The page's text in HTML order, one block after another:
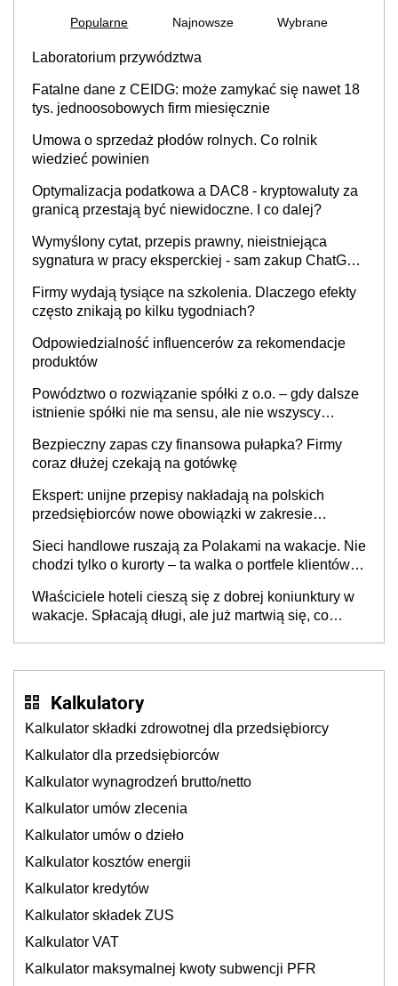
Popularne Najnowsze Wybrane
Laboratorium przywództwa
Fatalne dane z CEIDG: może zamykać się nawet 18
tys. jednoosobowych firm miesięcznie
Umowa o sprzedaż płodów rolnych. Co rolnik
wiedzieć powinien
Optymalizacja podatkowa a DAC8 - kryptowaluty za
granicą przestają być niewidoczne. I co dalej?
Wymyślony cytat, przepis prawny, nieistniejąca
sygnatura w pracy eksperckiej - sam zakup ChatGPT
Firmy wydają tysiące na szkolenia. Dlaczego efekty
często znikają po kilku tygodniach?
Odpowiedzialność influencerów za rekomendacje
produktów
Powództwo o rozwiązanie spółki z o.o. – gdy dalsze
istnienie spółki nie ma sensu, ale nie wszyscy
Bezpieczny zapas czy finansowa pułapka? Firmy
coraz dłużej czekają na gotówkę
Ekspert: unijne przepisy nakładają na polskich
przedsiębiorców nowe obowiązki w zakresie
Sieci handlowe ruszają za Polakami na wakacje. Nie
chodzi tylko o kurorty – ta walka o portfele klientów
cichu
Właściciele hoteli cieszą się z dobrej koniunktury w
wakacje. Spłacają długi, ale już martwią się, co
Kalkulatory
Kalkulator składki zdrowotnej dla przedsiębiorcy
Kalkulator dla przedsiębiorców
Kalkulator wynagrodzeń brutto/netto
Kalkulator umów zlecenia
Kalkulator umów o dzieło
Kalkulator kosztów energii
Kalkulator kredytów
Kalkulator składek ZUS
Kalkulator VAT
Kalkulator maksymalnej kwoty subwencji PFR